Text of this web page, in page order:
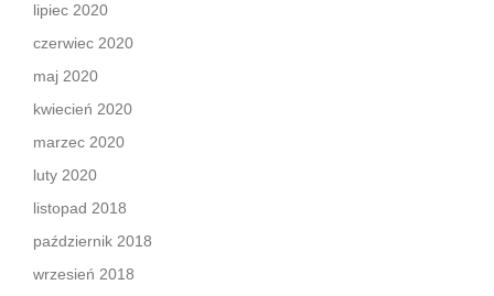
lipiec 2020
czerwiec 2020
maj 2020
kwiecień 2020
marzec 2020
luty 2020
listopad 2018
październik 2018
wrzesień 2018